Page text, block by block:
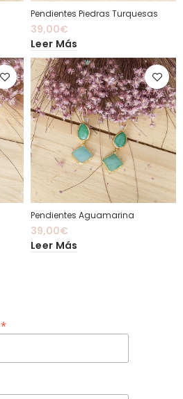
Pendientes Piedras Turquesas
39,00€
Leer Más
Pendientes Aguamarina
39,00€
Leer Más
*